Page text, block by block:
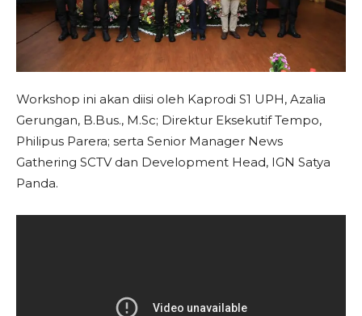
Workshop ini akan diisi oleh Kaprodi S1 UPH, Azalia
Gerungan, B.Bus., M.Sc; Direktur Eksekutif Tempo,
Philipus Parera; serta Senior Manager News
Gathering SCTV dan Development Head, IGN Satya
Panda.